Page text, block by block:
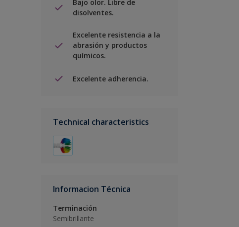
Bajo olor. Libre de
disolventes.
Excelente resistencia a la
abrasión y productos
químicos.
Excelente adherencia.
Technical characteristics
Informacion Técnica
Terminación
Semibrillante